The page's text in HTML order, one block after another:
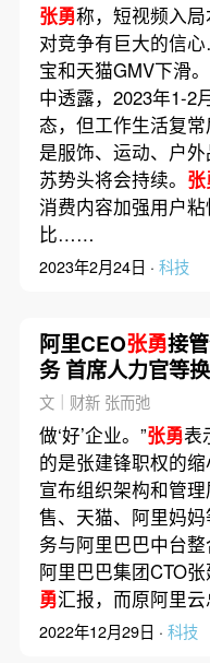
张勇称，短视频入
对竞争有巨大的信
宝和天猫GMV下滑
中透露，2023年1-2
态，但工作生活复
是服饰、运动、户
苏势头将会持续。
消费内容加强用户
比……
2023年2月24日 · 科技
阿里CEO张勇接
务 首席人力官等
文｜财新 张而弛
做‘好’企业。”张勇表
的是张建锋职权的缩
宣布组织架构和管
售、天猫、阿里妈
务与阿里巴巴中台整
阿里巴巴集团CTO
勇汇报，而原阿里
2022年12月29日 · 科技